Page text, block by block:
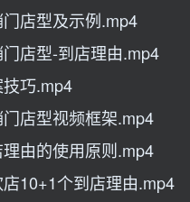
店型及示例.mp4
店型-到店理由.mp4
巧.mp4
店型视频框架.mp4
由的使用原则.mp4
10+1个到店理由.mp4